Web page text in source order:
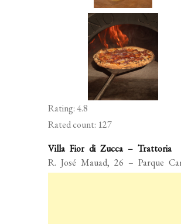
Rating: 4.8
Rated count: 127
Villa Fior di Zucca – Trattoria
R. José Mauad, 26 – Parque